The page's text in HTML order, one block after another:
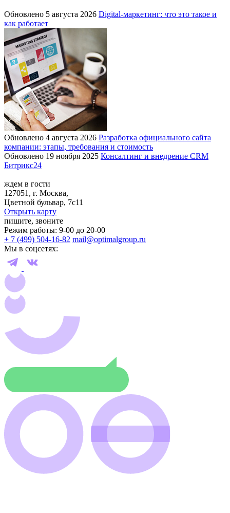
Обновлено 5 августа 2026 Digital-маркетинг: что это такое и
как работает
Обновлено 4 августа 2026 Разработка официального сайта
компании: этапы, требования и стоимость
Обновлено 19 ноября 2025 Консалтинг и внедрение CRM
Битрикс24
ждем в гости
127051, г. Москва,
Цветной бульвар, 7с11
Открыть карту
пишите, звоните
Режим работы: 9-00 до 20-00
+ 7 (499) 504-16-82 mail@optimalgroup.ru
Мы в соцсетях: